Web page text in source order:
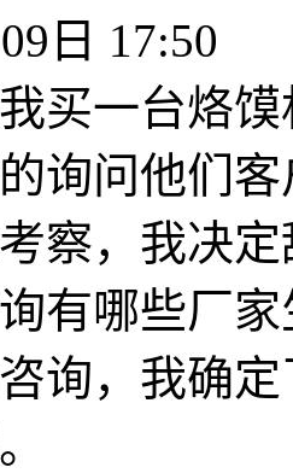
日 17:50
买一台烙
询问他们
察，我决
有哪些厂
询，我确